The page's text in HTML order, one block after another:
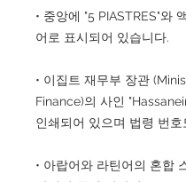
• 중앙에 "5 PIASTRES"와
어로 표시되어 있습니다.
• 이집트 재무부 장관
Finance)의 사인
인쇄되어 있으며 법령 번호
• 아랍어와 라틴어의 혼합